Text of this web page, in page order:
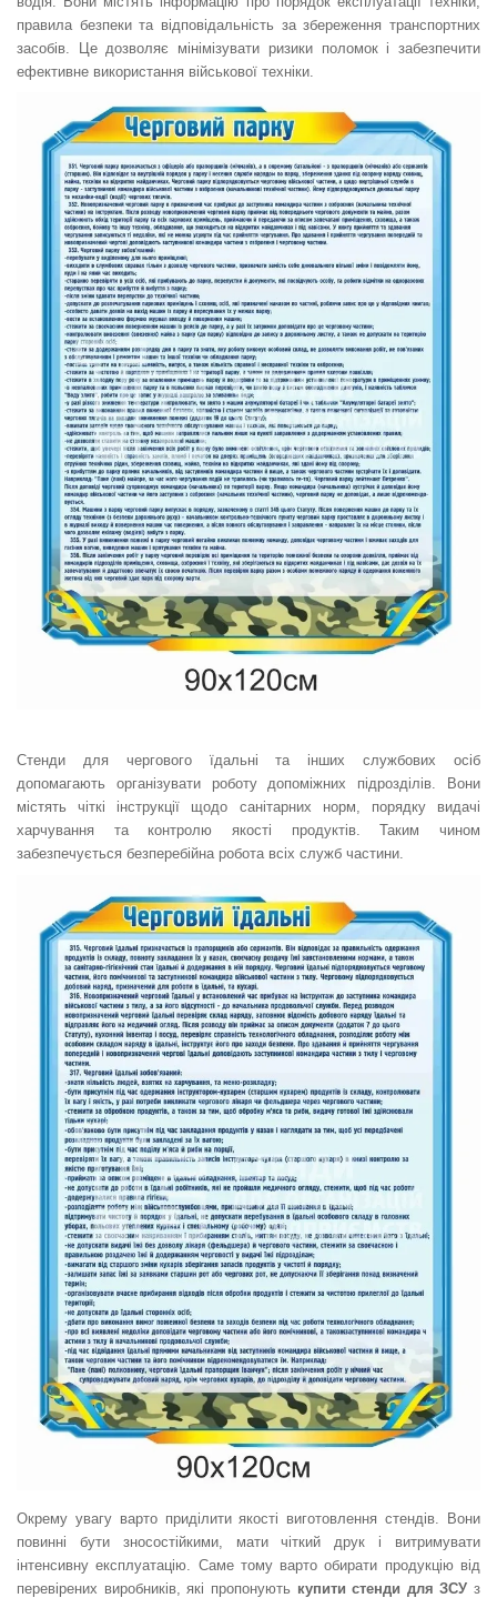
правила безпеки та відповідальність за збереження транспортних
засобів. Це дозволяє мінімізувати ризики поломок і забезпечити
ефективне використання військової техніки.
Стенди для чергового їдальні та інших службових осіб
допомагають організувати роботу допоміжних підрозділів. Вони
містять чіткі інструкції щодо санітарних норм, порядку видачі
харчування та контролю якості продуктів. Таким чином
забезпечується безперебійна робота всіх служб частини.
Окрему увагу варто приділити якості виготовлення стендів. Вони
повинні бути зносостійкими, мати чіткий друк і витримувати
інтенсивну експлуатацію. Саме тому варто обирати продукцію від
перевірених виробників, які пропонують купити стенди для ЗСУ з